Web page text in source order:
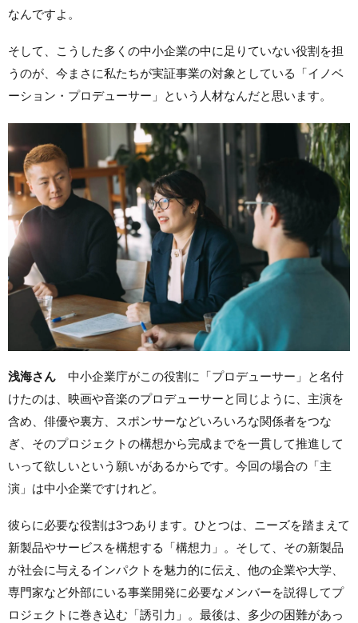
なんですよ。
そして、こうした多くの中小企業の中に足りていない役割を担
うのが、今まさに私たちが実証事業の対象としている「イノベ
ーション・プロデューサー」という人材なんだと思います。
浅海さん 中小企業庁がこの役割に「プロデューサー」と名付
けたのは、映画や音楽のプロデューサーと同じように、主演を
含め、俳優や裏方、スポンサーなどいろいろな関係者をつな
ぎ、そのプロジェクトの構想から完成までを一貫して推進して
いって欲しいという願いがあるからです。今回の場合の「主
演」は中小企業ですけれど。
彼らに必要な役割は3つあります。ひとつは、ニーズを踏まえて
新製品やサービスを構想する「構想力」。そして、その新製品
が社会に与えるインパクトを魅力的に伝え、他の企業や大学、
専門家など外部にいる事業開発に必要なメンバーを説得してプ
ロジェクトに巻き込む「誘引力」。最後は、多少の困難があっ